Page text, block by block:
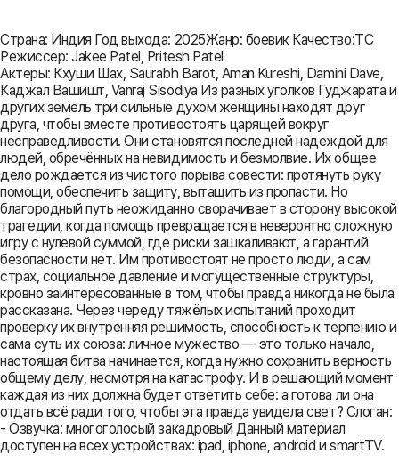
Страна: Индия Год выхода: 2025Жанр: боевик Качество:TC
Режиссер: Jakee Patel, Pritesh Patel
Актеры: Кхуши Шах, Saurabh Barot, Aman Kureshi, Damini Dave,
Каджал Вашишт, Vanraj Sisodiya Из разных уголков Гуджарата и
других земель три сильные духом женщины находят друг
друга, чтобы вместе противостоять царящей вокруг
несправедливости. Они становятся последней надеждой для
людей, обречённых на невидимость и безмолвие. Их общее
дело рождается из чистого порыва совести: протянуть руку
помощи, обеспечить защиту, вытащить из пропасти. Но
благородный путь неожиданно сворачивает в сторону высокой
трагедии, когда помощь превращается в невероятно сложную
игру с нулевой суммой, где риски зашкаливают, а гарантий
безопасности нет. Им противостоят не просто люди, а сам
страх, социальное давление и могущественные структуры,
кровно заинтересованные в том, чтобы правда никогда не была
рассказана. Через череду тяжёлых испытаний проходит
проверку их внутренняя решимость, способность к терпению и
сама суть их союза: личное мужество — это только начало,
настоящая битва начинается, когда нужно сохранить верность
общему делу, несмотря на катастрофу. И в решающий момент
каждая из них должна будет ответить себе: а готова ли она
отдать всё ради того, чтобы эта правда увидела свет? Слоган:
- Озвучка: многоголосый закадровый Данный материал
доступен на всех устройствах: ipad, iphone, android и smartTV.